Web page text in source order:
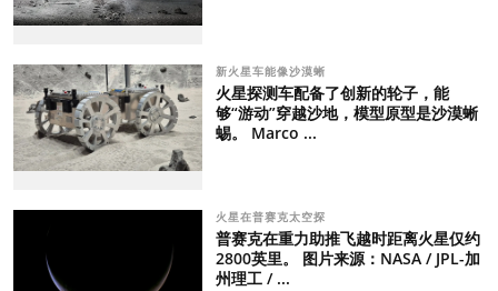
新火星车能像沙漠蜥
火星探测车配备了创新的轮子，能
够“游动”穿越沙地，模型原型是沙漠蜥
蜴。 Marco ...
火星在普赛克太空探
普赛克在重力助推飞越时距离火星仅约
2800英里。 图片来源：NASA / JPL-加
州理工 / ...